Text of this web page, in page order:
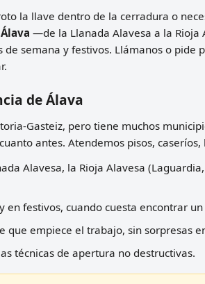
la llave dentro de la cerradura o
—de la Llanada Alavesa a la Rioja
semana y festivos. Llámanos o
de Álava
Gasteiz, pero tiene muchos
antes. Atendemos pisos,
Alavesa, la Rioja Alavesa
en festivos, cuando cuesta encontrar
que empiece el trabajo, sin sorpresas
técnicas de apertura no destructivas.